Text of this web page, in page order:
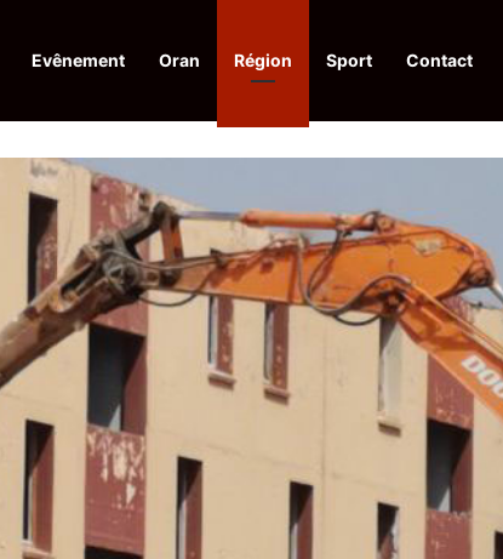
Evênement Oran Région Sport Contact
appelle à une action collective